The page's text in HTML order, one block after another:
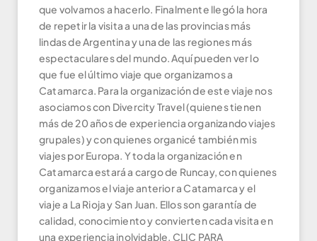
que volvamos a hacerlo. Finalmente llegó la hora
de repetir la visita a una de las provincias más
lindas de Argentina y una de las regiones más
espectaculares del mundo. Aquí pueden ver lo
que fue el último viaje que organizamos a
Catamarca. Para la organización de este viaje nos
asociamos con Divercity Travel (quienes tienen
más de 20 años de experiencia organizando viajes
grupales) y con quienes organicé también mis
viajes por Europa. Y toda la organización en
Catamarca estará a cargo de Runcay, con quienes
organizamos el viaje anterior a Catamarca y el
viaje a La Rioja y San Juan. Ellos son garantía de
calidad, conocimiento y convierten cada visita en
una experiencia inolvidable. CLIC PARA